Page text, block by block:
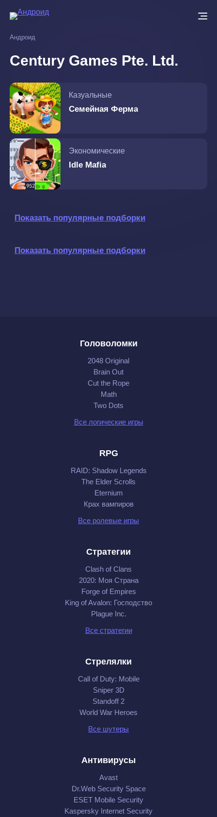
основному
Андроид
Century Games Pte. Ltd.
Казуальные
Семейная Ферма
Экономические
Idle Mafia
Показать популярные подборки
Показать популярные подборки
Головоломки
2048 Original
Brain Out
Cut the Rope
Math
Two Dots
Все логические игры
RPG
RAID: Shadow Legends
The Elder Scrolls
Eternium
Крах вампиров
Все ролевые игры
Стратегии
Clash of Clans
2020: Моя Cтрана
Forge of Empires
King of Avalon: Господство
Plague Inc.
Все стратегии
Стрелялки
Call of Duty: Mobile
Sniper 3D
Standoff 2
World War Heroes
Все шутеры
Антивирусы
Avast
Dr.Web Security Space
ESET Mobile Security
Kaspersky Internet Security